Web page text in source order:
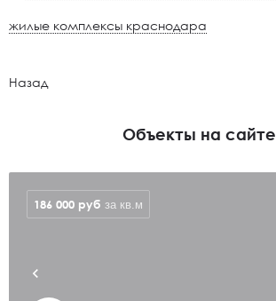
жилые комплексы краснодара
Назад
Объекты на сайте
186 000 руб за кв.м